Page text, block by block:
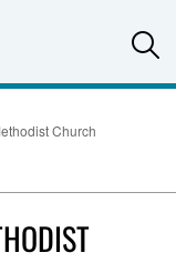
Church